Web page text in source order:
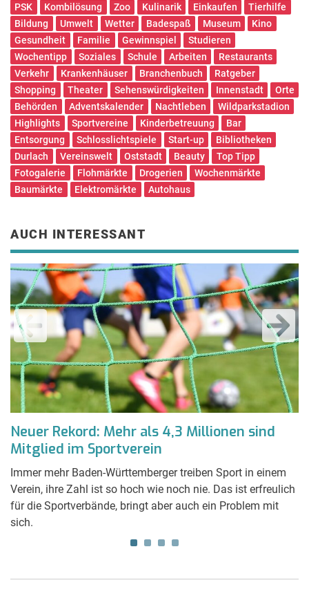
PSK
Kombilösung Zoo Kulinarik Einkaufen
Tierhilfe
Bildung
Umwelt Wetter Badespaß Museum
Kino
Gesundheit
Familie Gewinnspiel
Studieren
Wochentipp
Soziales Schule Arbeiten
Restaurants
Verkehr
Krankenhäuser Branchenbuch
Ratgeber
Shopping
Theater Sehenswürdigkeiten Innenstadt
Orte
Behörden
Adventskalender Nachtleben
Wildparkstadion
Highlights
Sportvereine Kinderbetreuung
Bar
Entsorgung
Schlosslichtspiele Start-up
Bibliotheken
Durlach
Vereinswelt Oststadt Beauty
Top Tipp
Fotogalerie
Flohmärkte Drogerien
Wochenmärkte
Baumärkte
Elektromärkte Autohaus
AUCH INTERESSANT
Neuer Rekord: Mehr als 4,3 Millionen sind
Mitglied im Sportverein
Immer mehr Baden-Württemberger treiben Sport in einem
Verein, ihre Zahl ist so hoch wie noch nie. Das ist erfreulich
für die Sportverbände, bringt aber auch ein Problem mit
sich.